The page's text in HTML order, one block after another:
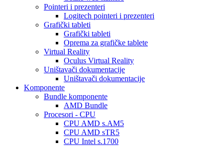
Pointeri i prezenteri
Logitech pointeri i prezenteri
Grafički tableti
Grafički tableti
Oprema za grafičke tablete
Virtual Reality
Oculus Virtual Reality
Uništavači dokumentacije
Uništavači dokumentacije
Komponente
Bundle komponente
AMD Bundle
Procesori - CPU
CPU AMD s.AM5
CPU AMD sTR5
CPU Intel s.1700